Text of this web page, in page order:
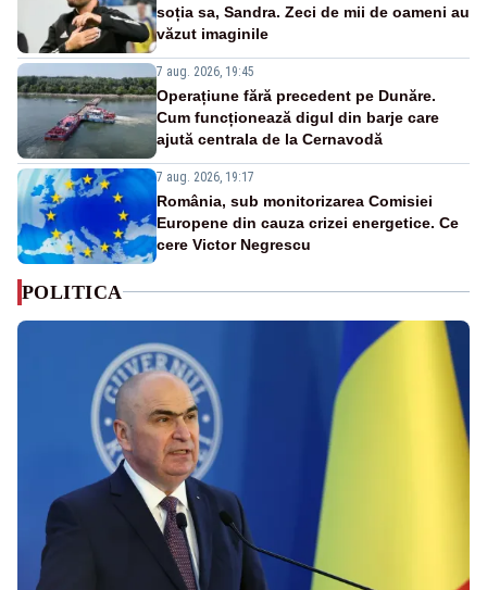
soția sa, Sandra. Zeci de mii de oameni au
văzut imaginile
7 aug. 2026, 19:45
Operațiune fără precedent pe Dunăre.
Cum funcționează digul din barje care
ajută centrala de la Cernavodă
7 aug. 2026, 19:17
România, sub monitorizarea Comisiei
Europene din cauza crizei energetice. Ce
cere Victor Negrescu
POLITICA